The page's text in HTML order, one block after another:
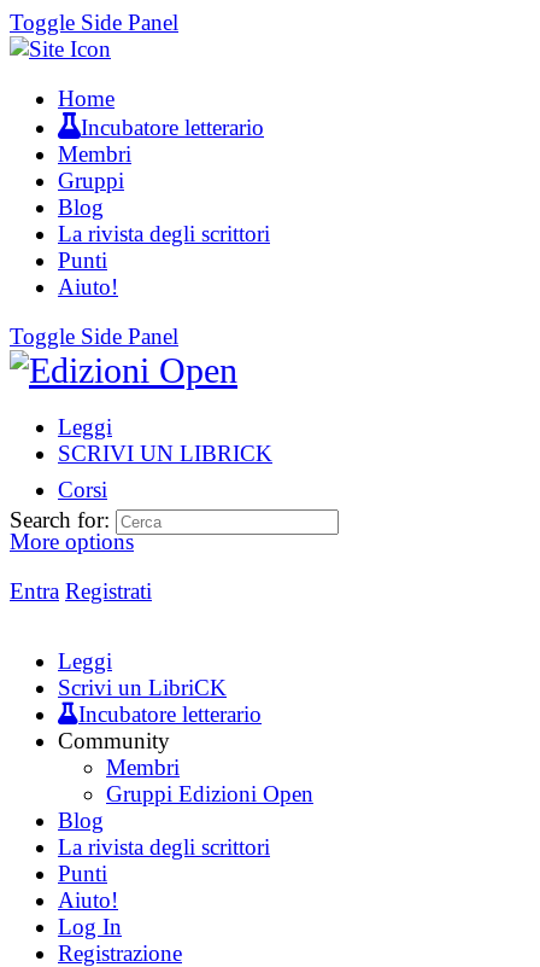
Toggle Side Panel
Home
Incubatore letterario
Membri
Gruppi
Blog
La rivista degli scrittori
Punti
Aiuto!
Toggle Side Panel
Leggi
SCRIVI UN LIBRICK
Corsi
More options
Entra Registrati
Search for:
Leggi
Scrivi un LibriCK
Incubatore letterario
Community
Membri
Gruppi Edizioni Open
Blog
La rivista degli scrittori
Punti
Aiuto!
Log In
Registrazione